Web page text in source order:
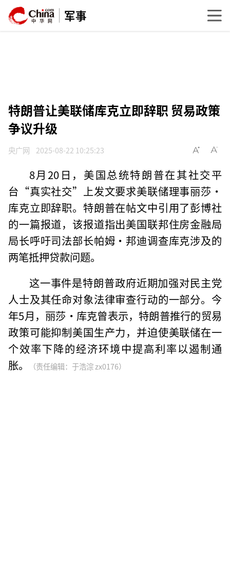
军事
特朗普让美联储库克立即辞职 贸易政策
争议升级
央广网 2025-08-22 10:25:23
8月20日，美国总统特朗普在其社交平
台“真实社交”上发文要求美联储理事丽莎·
库克立即辞职。特朗普在帖文中引用了彭博社
的一篇报道，该报道指出美国联邦住房金融局
局长呼吁司法部长帕姆·邦迪调查库克涉及的
两笔抵押贷款问题。
这一事件是特朗普政府近期加强对民主党
人士及其任命对象法律审查行动的一部分。今
年5月，丽莎·库克曾表示，特朗普推行的贸易
政策可能抑制美国生产力，并迫使美联储在一
个效率下降的经济环境中提高利率以遏制通
胀。
（责任编辑：于浩淙 zx0176）